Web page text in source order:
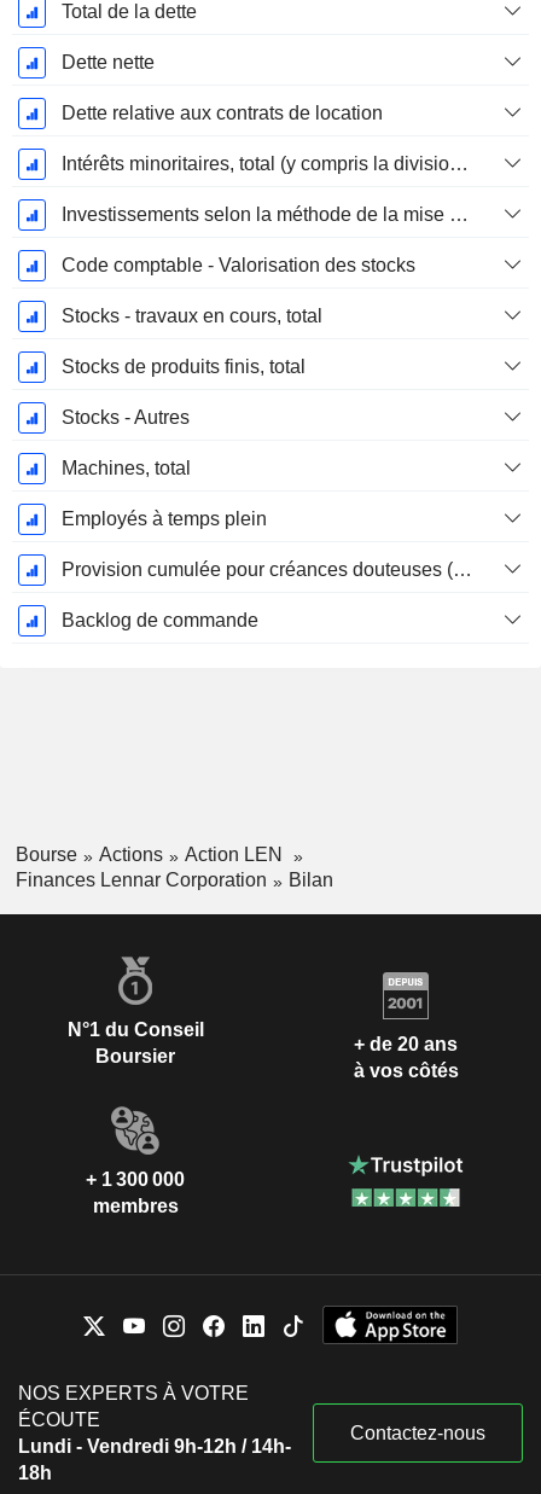
Total de la dette
Dette nette
Dette relative aux contrats de location
Intérêts minoritaires, total (y compris la division financière)
Investissements selon la méthode de la mise en équivalence, total
Code comptable - Valorisation des stocks
Stocks - travaux en cours, total
Stocks de produits finis, total
Stocks - Autres
Machines, total
Employés à temps plein
Provision cumulée pour créances douteuses (Supple)
Backlog de commande
Bourse Actions
Action LEN
Finances Lennar Corporation
Bilan
N°1 du Conseil
Boursier
+ de 20 ans
à vos côtés
+ 1 300 000
membres
NOS EXPERTS À VOTRE
ÉCOUTE
Lundi - Vendredi 9h-12h / 14h-
18h
Contactez-nous